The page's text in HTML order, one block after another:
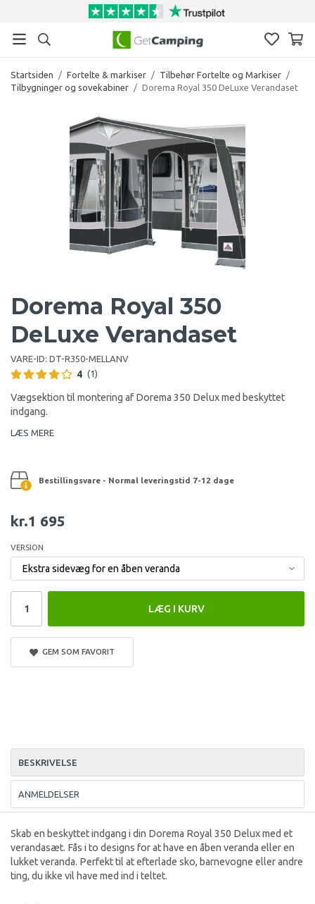
Startsiden / Fortelte & markiser / Tilbehør Fortelte og Markiser /
Tilbygninger og sovekabiner / Dorema Royal 350 DeLuxe Verandaset
Dorema Royal 350
DeLuxe Verandaset
VARE-ID: DT-R350-MELLANV
4 (1)
Vægsektion til montering af Dorema 350 Delux med beskyttet
indgang.
LÆS MERE
Bestillingsvare - Normal leveringstid 7-12 dage
kr.1 695
VERSION
LÆG I KURV
GEM SOM FAVORIT
BESKRIVELSE
ANMELDELSER
Skab en beskyttet indgang i din Dorema Royal 350 Delux med et
verandasæt. Fås i to designs for at have en åben veranda eller en
lukket veranda. Perfekt til at efterlade sko, barnevogne eller andre
ting, du ikke vil have med ind i teltet.